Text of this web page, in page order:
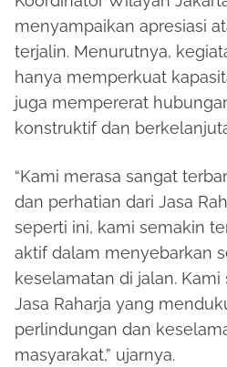
menyampaikan apresiasi
terjalin. Menurutnya,
hanya memperkuat
juga mempererat
konstruktif dan
“Kami merasa sangat
dan perhatian dari Jasa
seperti ini, kami semakin
aktif dalam menyebarkan
keselamatan di jalan.
Jasa Raharja yang
perlindungan dan
masyarakat,” ujarnya.